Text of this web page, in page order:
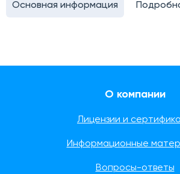
Основная информация
О компании
Лицензии и
Информационные
Вопросы-ответы